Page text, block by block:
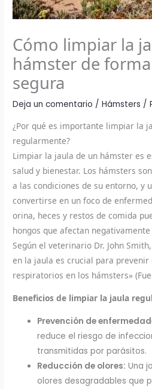
Cómo limpiar la
hámster de
segura
Deja un comentario /Hámsters /
¿Por qué es importante limpiar la
regularmente?
Limpiar la jaula de un hámster es
salud y bienestar. Los hámsters
a las condiciones de su entorno, y
convertirse en un foco de
orina, heces y restos de comida
hongos que afectan
Según el veterinario Dr. John
en la jaula es crucial para
respiratorios en los hámsters»
Beneficios de limpiar la jaula
Prevención de
reduce el riesgo de
transmitidas por parásitos.
Reducción de olores: Una
olores desagradables que